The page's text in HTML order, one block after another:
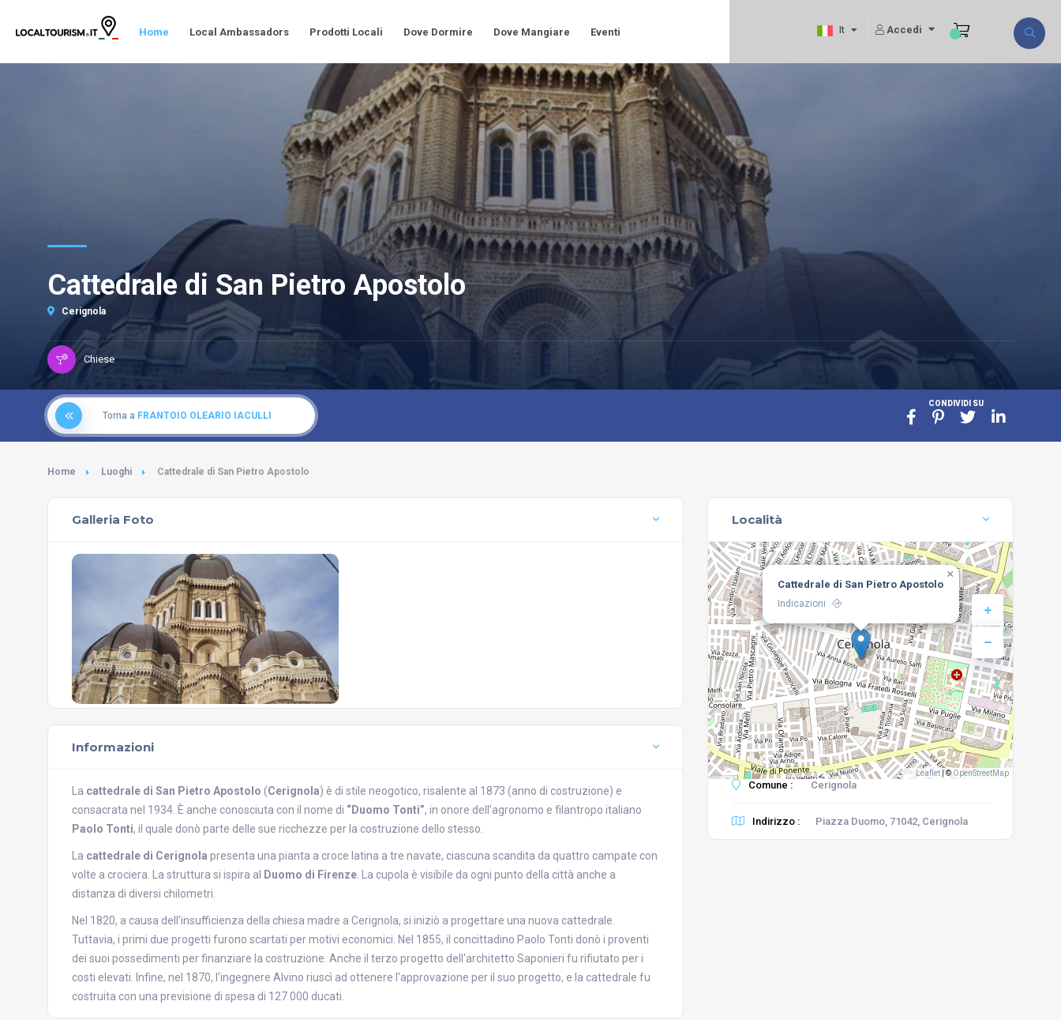
Accedi
It
Home Local Ambassadors Prodotti Locali Dove Dormire Dove Mangiare Eventi
Cattedrale di San Pietro Apostolo
Cerignola
Chiese
Torna a FRANTOIO OLEARIO IACULLI
CONDIVIDI SU
Home Luoghi Cattedrale di San Pietro Apostolo
Galleria Foto
Informazioni
La cattedrale di San Pietro Apostolo (Cerignola) è di stile neogotico, risalente al 1873 (anno di costruzione) e
consacrata nel 1934. È anche conosciuta con il nome di “Duomo Tonti”, in onore dell’agronomo e filantropo italiano
Paolo Tonti, il quale donò parte delle sue ricchezze per la costruzione dello stesso.
La cattedrale di Cerignola presenta una pianta a croce latina a tre navate, ciascuna scandita da quattro campate con
volte a crociera. La struttura si ispira al
Duomo di Firenze . La cupola è visibile da ogni punto della città anche a
distanza di diversi chilometri.
Nel 1820, a causa dell'insufficienza della chiesa madre a Cerignola, si iniziò a progettare una nuova cattedrale.
Tuttavia, i primi due progetti furono scartati per motivi economici. Nel 1855, il concittadino Paolo Tonti donò i proventi
dei suoi possedimenti per finanziare la costruzione. Anche il terzo progetto dell'architetto Saponieri fu rifiutato per i
costi elevati. Infine, nel 1870, l'ingegnere Alvino riuscì ad ottenere l'approvazione per il suo progetto, e la cattedrale fu
costruita con una previsione di spesa di 127 000 ducati.
Località
Cattedrale di San Pietro Apostolo
Indicazioni
×
Leaflet © OpenStreetMap
Comune : Cerignola
Indirizzo : Piazza Duomo, 71042, Cerignola